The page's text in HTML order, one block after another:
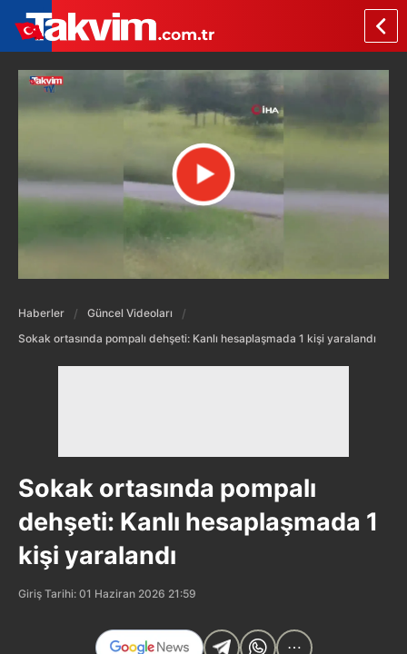
Haberler
Güncel Videoları
Sokak ortasında pompalı dehşeti: Kanlı hesaplaşmada 1 kişi yaralandı
Sokak ortasında pompalı
dehşeti: Kanlı hesaplaşmada 1
kişi yaralandı
Giriş Tarihi: 01 Haziran 2026 21:59